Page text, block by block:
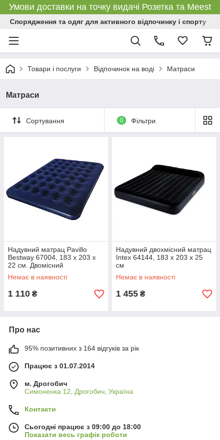
Умови доставки на точку видачі Розетка та Meest
Спорядження та одяг для активного відпочинку і спорту
Товари і послуги Відпочинок на воді Матраси
Матраси
Сортування 0 Фільтри
Надувний матрац Pavillo
Bestway 67004, 183 х 203 х
22 см. Двомісний
Немає в наявності
1 110 ₴
Надувний двохмісний матрац
Intex 64144, 183 x 203 x 25
см
Немає в наявності
1 455 ₴
Про нас
95% позитивних з 164 відгуків за рік
Працює з 01.07.2014
м. Дрогобич
Симоненка 12, Дрогобич, Україна
Контакти
Сьогодні працює з 09:00 до 18:00
Показати весь графік роботи